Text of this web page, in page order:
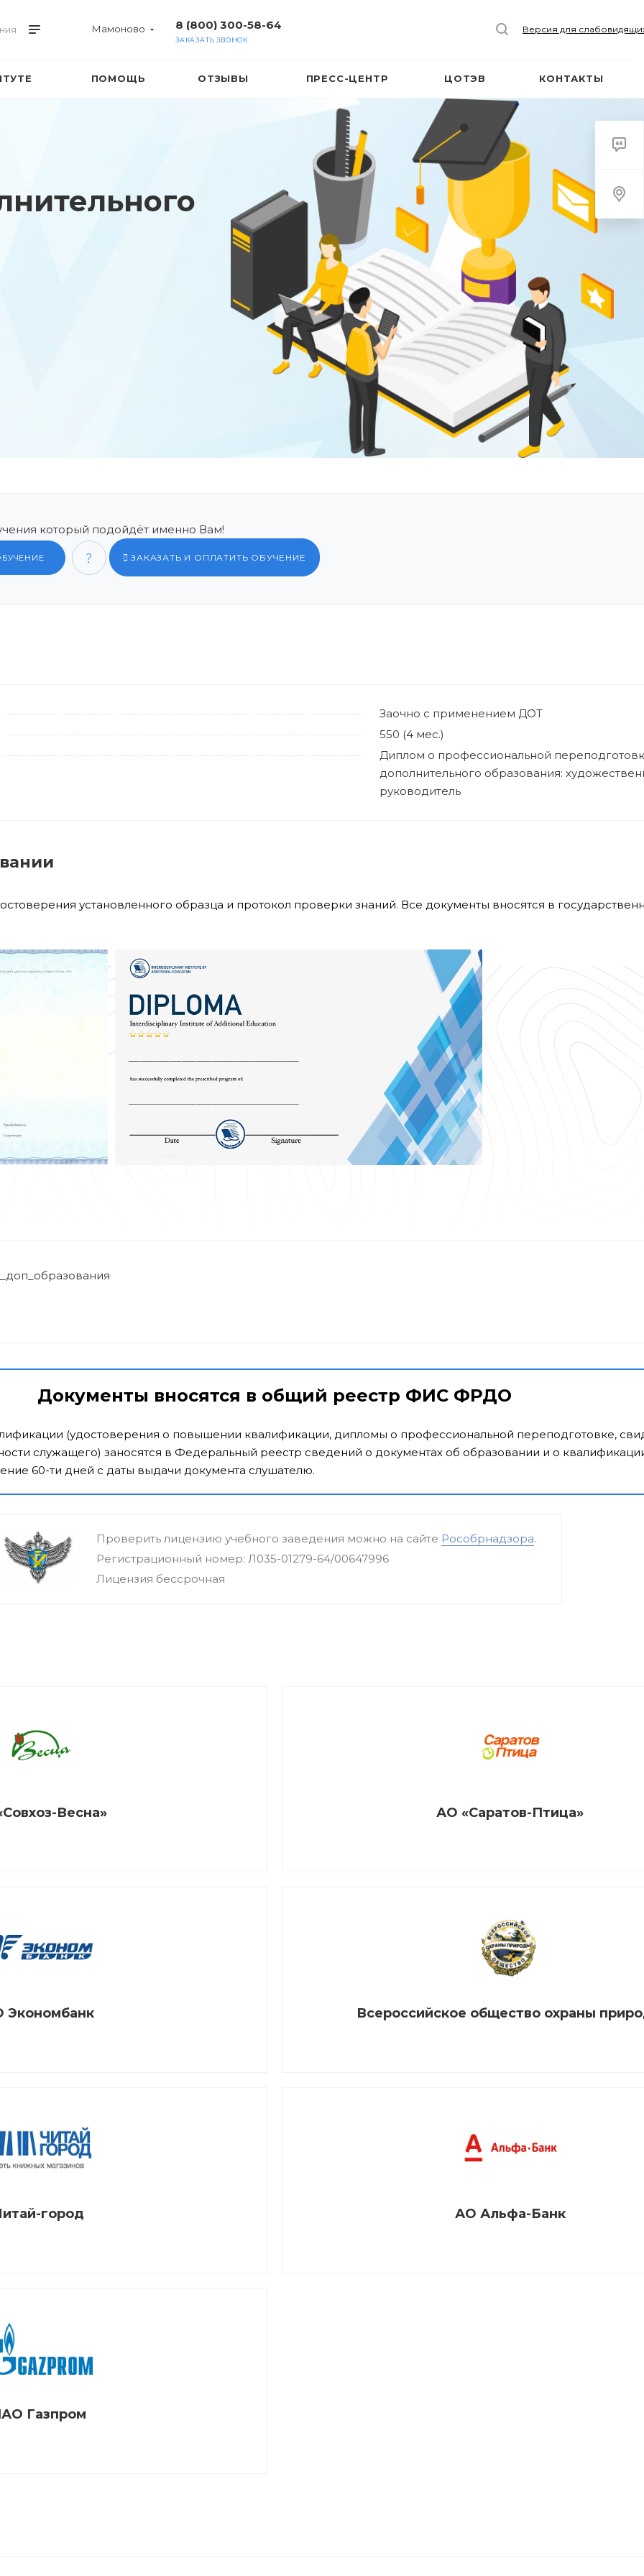
Мамоново 8 (800) 300-58-64
ЗАКАЗАТЬ ЗВОНОК
Версия для
ПОМОЩЬ ОТЗЫВЫ ПРЕСС-ЦЕНТР ЦОТЭВ КОНТАКТЫ
который подойдёт именно Вам!
ЗАКАЗАТЬ И ОПЛАТИТЬ ОБУЧЕНИЕ
Заочно с применением ДОТ
550 (4 мес.)
Диплом о профессиональной
дополнительного образования:
руководитель
установленного образца и протокол проверки знаний. Все документы вносятся в
Документы вносятся в общий реестр ФИС ФРДО
(удостоверения о повышении квалификации, дипломы о профессиональной переподготовке,
служащего) заносятся в Федеральный реестр сведений о документах об образовании и о
60-ти дней с даты выдачи документа слушателю.
Проверить лицензию учебного заведения можно на сайте Рособрнадзора.
Регистрационный номер: Л035-01279-64/00647996
Лицензия бессрочная
Весна» АО «Саратов-Птица»
Экономбанк Всероссийское общество охраны
город АО Альфа-Банк
Газпром